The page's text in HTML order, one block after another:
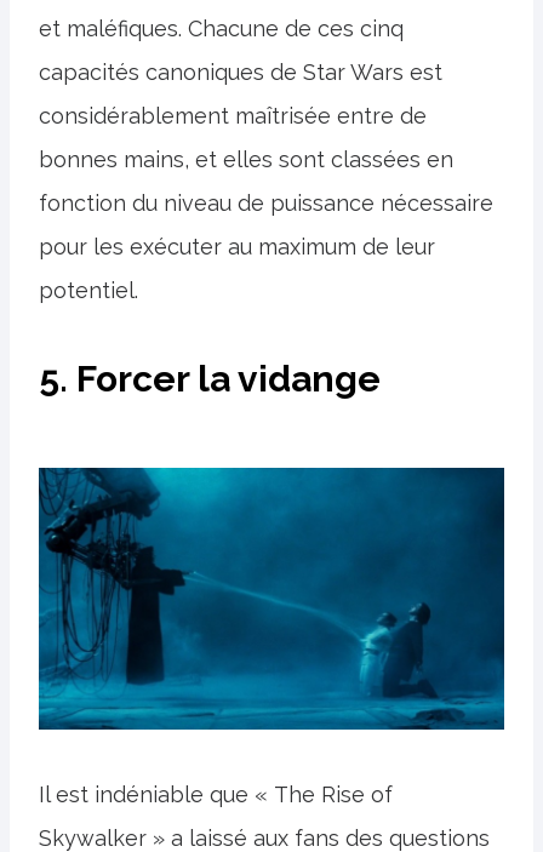
et maléfiques. Chacune de ces cinq
capacités canoniques de Star Wars est
considérablement maîtrisée entre de
bonnes mains, et elles sont classées en
fonction du niveau de puissance nécessaire
pour les exécuter au maximum de leur
potentiel.
5. Forcer la vidange
Il est indéniable que « The Rise of
Skywalker » a laissé aux fans des questions